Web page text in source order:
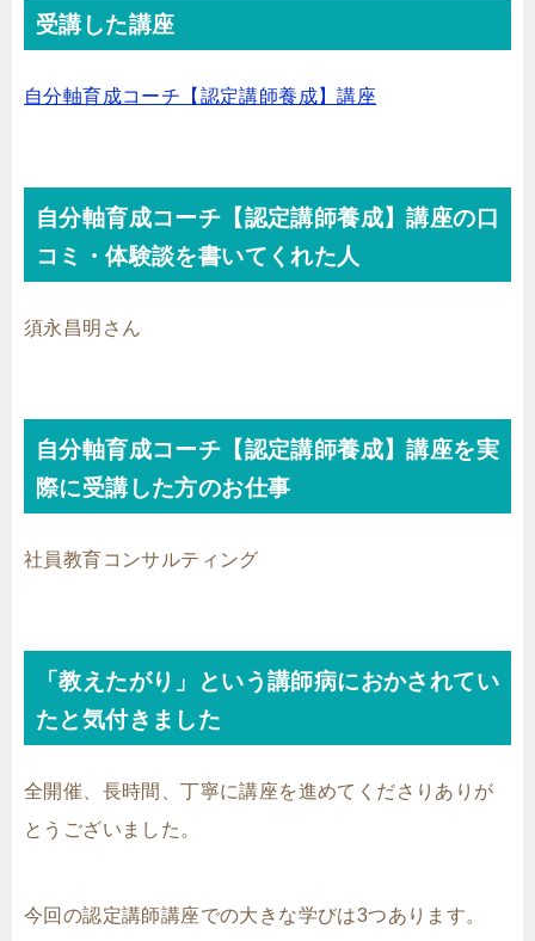
受講した講座
自分軸育成コーチ【認定講師養成】講座
自分軸育成コーチ【認定講師養成】講座の口
コミ・体験談を書いてくれた人
須永昌明さん
自分軸育成コーチ【認定講師養成】講座を実
際に受講した方のお仕事
社員教育コンサルティング
「教えたがり」という講師病におかされてい
たと気付きました
全開催、長時間、丁寧に講座を進めてくださりありが
とうございました。
今回の認定講師講座での大きな学びは3つあります。